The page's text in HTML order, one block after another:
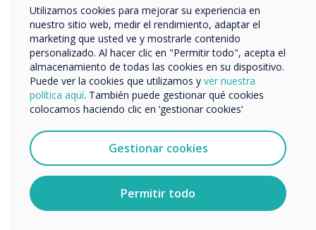
Nuestro compromiso
¿Por qué importa?
seguridad de que la empresa y el propio equipo están
comprometidos con las mejores prácticas de
ciberseguridad y mantienen los más altos estándares de
seguridad y privacidad de los datos.
Utilizamos cookies para mejorar su experiencia en
nuestro sitio web, medir el rendimiento, adaptar el
marketing que usted ve y mostrarle contenido
personalizado. Al hacer clic en "Permitir todo", acepta el
almacenamiento de todas las cookies en su dispositivo.
Puede ver la cookies que utilizamos y ver nuestra
política aquí. También puede gestionar qué cookies
colocamos haciendo clic en ‘gestionar cookies‘
Gestionar cookies
Permitir todo
nombre de empresa
Nos gustaría comunicarnos con usted acerca de
nuestros productos y servicios por correo electrónico,
teléfono o correo postal.
Acepto recibir otras comunicaciones de
Puedes darte de baja de estas comunicaciones en
cualquier momento. Para obtener más información
sobre cómo darte de baja, nuestras prácticas de
privacidad y cómo nos comprometemos a proteger y
respetar tu privacidad, consulta nuestra